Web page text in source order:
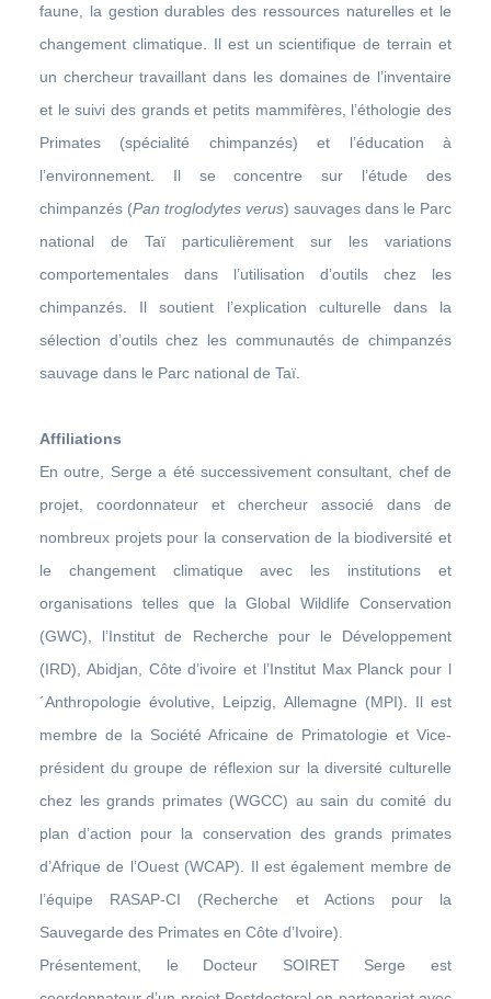
faune, la gestion durables des ressources naturelles et le
changement climatique. Il est un scientifique de terrain et
un chercheur travaillant dans les domaines de l’inventaire
et le suivi des grands et petits mammifères, l’éthologie des
Primates (spécialité chimpanzés) et l’éducation à
l’environnement. Il se concentre sur l’étude des
chimpanzés (Pan troglodytes verus) sauvages dans le Parc
national de Taï particulièrement sur les variations
comportementales dans l’utilisation d’outils chez les
chimpanzés. Il soutient l’explication culturelle dans la
sélection d’outils chez les communautés de chimpanzés
sauvage dans le Parc national de Taï.
Affiliations
En outre, Serge a été successivement consultant, chef de
projet, coordonnateur et chercheur associé dans de
nombreux projets pour la conservation de la biodiversité et
le changement climatique avec les institutions et
organisations telles que la Global Wildlife Conservation
(GWC), l’Institut de Recherche pour le Développement
(IRD), Abidjan, Côte d’ivoire et l’Institut Max Planck pour l
´Anthropologie évolutive, Leipzig, Allemagne (MPI). Il est
membre de la Société Africaine de Primatologie et Vice-
président du groupe de réflexion sur la diversité culturelle
chez les grands primates (WGCC) au sain du comité du
plan d’action pour la conservation des grands primates
d’Afrique de l’Ouest (WCAP). Il est également membre de
l’équipe RASAP-CI (Recherche et Actions pour la
Sauvegarde des Primates en Côte d’Ivoire).
Présentement, le Docteur SOIRET Serge est